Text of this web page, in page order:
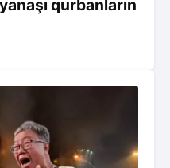
qurbanların